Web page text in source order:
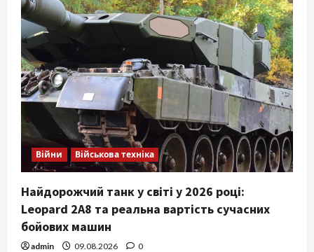
Війни Військова техніка
Найдорожчий танк у світі у 2026 році:
Leopard 2A8 та реальна вартість сучасних
бойових машин
admin 09.08.2026 0